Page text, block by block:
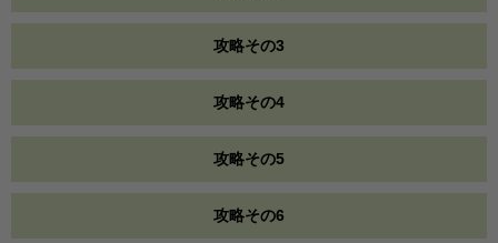
攻略その3
攻略その4
攻略その5
攻略その6